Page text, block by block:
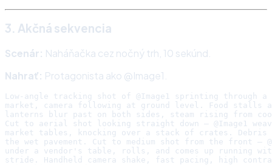
3. Akčná sekvencia
Scenár: Naháňačka cez nočný trh, 10 sekúnd.
Nahrať: Protagonista ako @Image1.
Low-angle tracking shot of @Image1 sprinting through
market, camera following at ground level. Food stalls
lanterns blur past on both sides, steam rising from
Cut to aerial shot looking straight down — @Image1
market tables, knocking over a stack of crates. Debris
the wet pavement. Cut to medium shot from the front —
under a vendor's table, rolls, and comes up running
stride. Handheld camera shake, fast pacing, high